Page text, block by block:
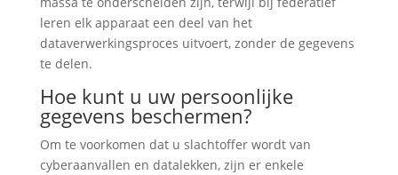
leren elk apparaat een deel van het
dataverwerkingsproces uitvoert, zonder de gegevens
te delen.
Hoe kunt u uw persoonlijke
gegevens beschermen?
Om te voorkomen dat u slachtoffer wordt van
cyberaanvallen en datalekken, zijn er enkele